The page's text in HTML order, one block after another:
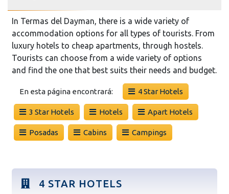
In Termas del Dayman, there is a wide variety of
accommodation options for all types of tourists. From
luxury hotels to cheap apartments, through hostels.
Tourists can choose from a wide variety of options
and find the one that best suits their needs and budget.
En esta página encontrará: 4 Star Hotels
3 Star Hotels Hotels Apart Hotels
Posadas Cabins Campings
4 STAR HOTELS